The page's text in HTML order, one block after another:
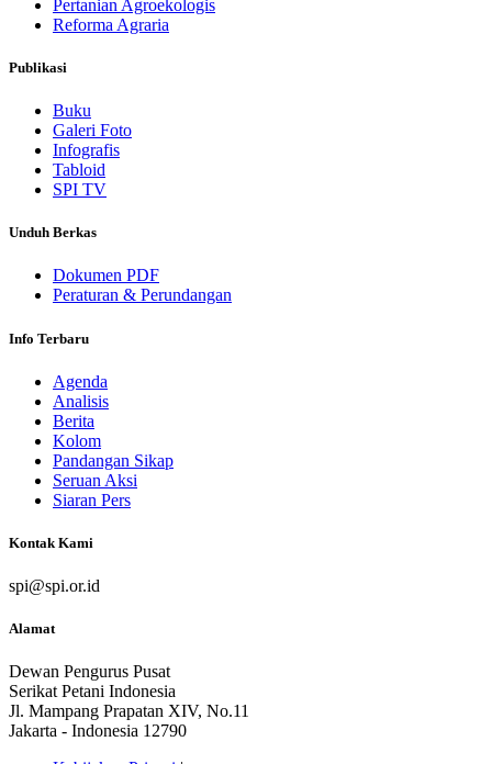
Pertanian Agroekologis
Reforma Agraria
Publikasi
Buku
Galeri Foto
Infografis
Tabloid
SPI TV
Unduh Berkas
Dokumen PDF
Peraturan & Perundangan
Info Terbaru
Agenda
Analisis
Berita
Kolom
Pandangan Sikap
Seruan Aksi
Siaran Pers
Kontak Kami
spi@spi.or.id
Alamat
Dewan Pengurus Pusat
Serikat Petani Indonesia
Jl. Mampang Prapatan XIV, No.11
Jakarta - Indonesia 12790